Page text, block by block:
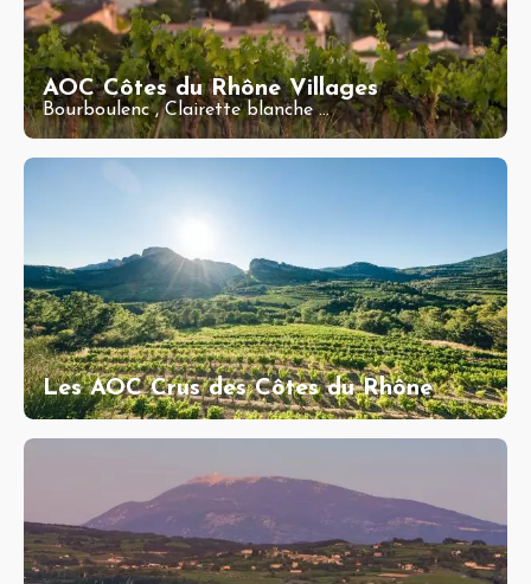
AOC Côtes du Rhône Villages
Bourboulenc,Clairette blanche ...
Les AOC Crus des Côtes du Rhône